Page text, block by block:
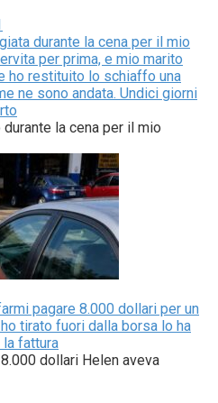
durante la cena per il mio
per prima, e mio marito
ho restituito lo schiaffo una
ne sono andata. Undici giorni
la cena per il mio
pagare 8.000 dollari per un
tirato fuori dalla borsa lo ha
fattura
dollari Helen aveva